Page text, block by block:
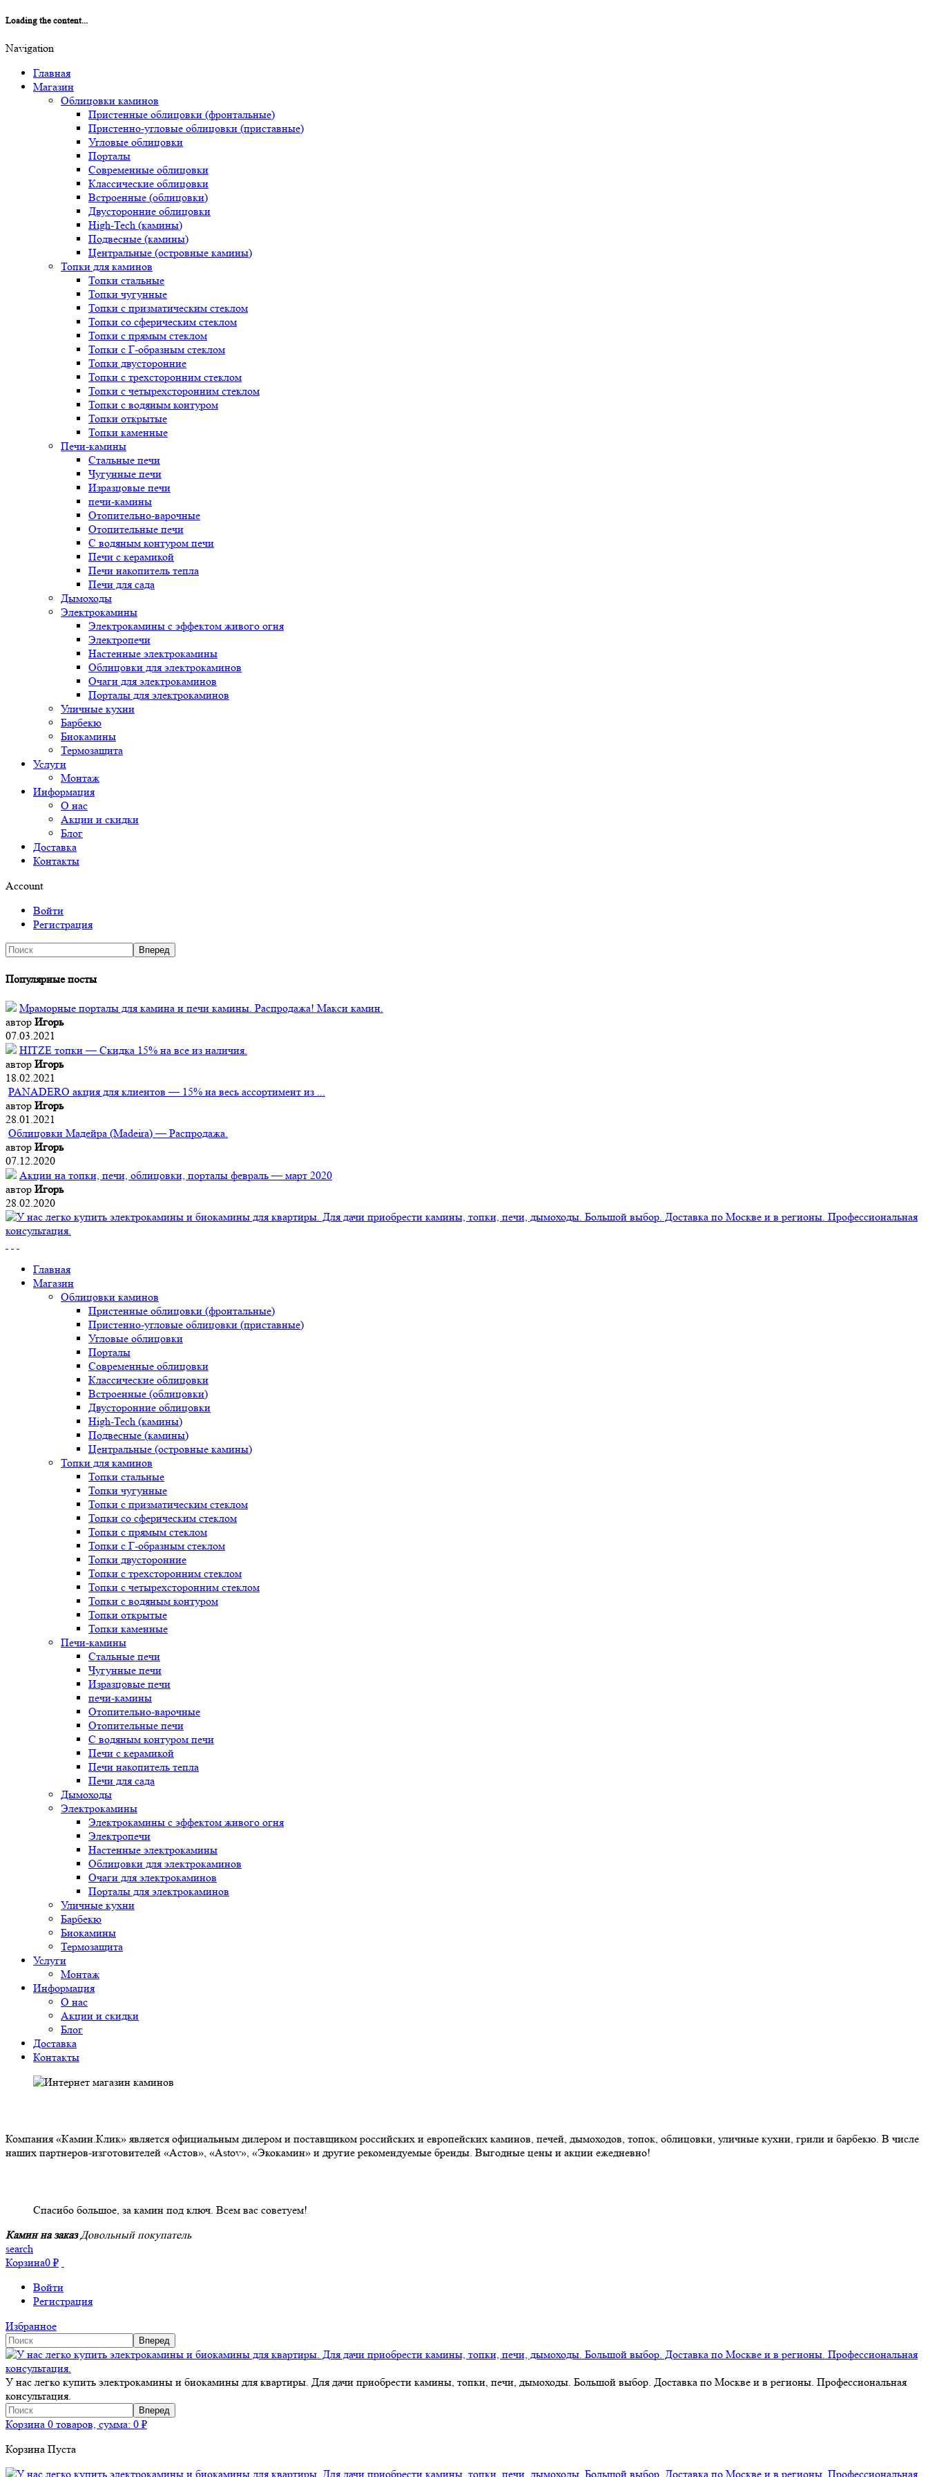
Loading the content...
Navigation
Главная
Магазин
Облицовки каминов
Пристенные облицовки (фронтальные)
Пристенно-угловые облицовки (приставные)
Угловые облицовки
Порталы
Современные облицовки
Классические облицовки
Встроенные (облицовки)
Двусторонние облицовки
High-Tech (камины)
Подвесные (камины)
Центральные (островные камины)
Топки для каминов
Топки стальные
Топки чугунные
Топки с призматическим стеклом
Топки со сферическим стеклом
Топки с прямым стеклом
Топки с Г-образным стеклом
Топки двусторонние
Топки с трехсторонним стеклом
Топки с четырехсторонним стеклом
Топки с водяным контуром
Топки открытые
Топки каменные
Печи-камины
Стальные печи
Чугунные печи
Изразцовые печи
печи-камины
Отопительно-варочные
Отопительные печи
С водяным контуром печи
Печи с керамикой
Печи накопитель тепла
Печи для сада
Дымоходы
Электрокамины
Электрокамины с эффектом живого огня
Электропечи
Настенные электрокамины
Облицовки для электрокаминов
Очаги для электрокаминов
Порталы для электрокаминов
Уличные кухни
Барбекю
Биокамины
Термозащита
Услуги
Монтаж
Информация
О нас
Акции и скидки
Блог
Доставка
Контакты
Account
Войти
Регистрация
Популярные посты
Мраморные порталы для камина и печи камины. Распродажа! Макси камин.
автор Игорь
07.03.2021
HITZE топки — Скидка 15% на все из наличия.
автор Игорь
18.02.2021
PANADERO акция для клиентов — 15% на весь ассортимент из ...
автор Игорь
28.01.2021
Облицовки Мадейра (Мadeira) — Распродажа.
автор Игорь
07.12.2020
Акции на топки, печи, облицовки, порталы февраль — март 2020
автор Игорь
28.02.2020
Главная
Магазин
Облицовки каминов
Пристенные облицовки (фронтальные)
Пристенно-угловые облицовки (приставные)
Угловые облицовки
Порталы
Современные облицовки
Классические облицовки
Встроенные (облицовки)
Двусторонние облицовки
High-Tech (камины)
Подвесные (камины)
Центральные (островные камины)
Топки для каминов
Топки стальные
Топки чугунные
Топки с призматическим стеклом
Топки со сферическим стеклом
Топки с прямым стеклом
Топки с Г-образным стеклом
Топки двусторонние
Топки с трехсторонним стеклом
Топки с четырехсторонним стеклом
Топки с водяным контуром
Топки открытые
Топки каменные
Печи-камины
Стальные печи
Чугунные печи
Изразцовые печи
печи-камины
Отопительно-варочные
Отопительные печи
С водяным контуром печи
Печи с керамикой
Печи накопитель тепла
Печи для сада
Дымоходы
Электрокамины
Электрокамины с эффектом живого огня
Электропечи
Настенные электрокамины
Облицовки для электрокаминов
Очаги для электрокаминов
Порталы для электрокаминов
Уличные кухни
Барбекю
Биокамины
Термозащита
Услуги
Монтаж
Информация
О нас
Акции и скидки
Блог
Доставка
Контакты
Компания «Камин.Клик» является официальным дилером и поставщиком российских и европейских каминов, печей, дымоходов, топок, облицовки, уличные кухни, грили и барбекю. В числе
наших партнеров-изготовителей «Астов», «Astov», «Экокамин» и другие рекомендуемые бренды. Выгодные цены и акции ежедневно!
Спасибо большое, за камин под ключ. Всем вас советуем!
Камин на заказ Довольный покупатель
search
Корзина0 ₽
Войти
Регистрация
Избранное
У нас легко купить электрокамины и биокамины для квартиры. Для дачи приобрести камины, топки, печи, дымоходы. Большой выбор. Доставка по Москве и в регионы. Профессиональная
консультация.
Корзина 0 товаров, сумма: 0 ₽
Корзина Пуста